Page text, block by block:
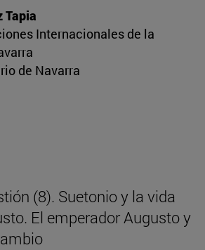
Tapia
Internacionales de la
de Navarra
(8). Suetonio y la vida
El emperador Augusto y